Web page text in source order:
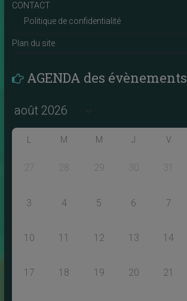
CONTACT
Politique de confidentialité
Plan du site
AGENDA des évènements
L M M J V
27 28 29 30 31
3 4 5 6 7
10 11 12 13 14
17 18 19 20 21